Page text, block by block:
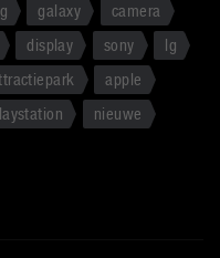
galaxy
camera
display sony
lg
apple
nieuwe